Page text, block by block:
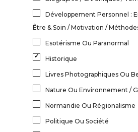
Développement Personnel :
Être & Soin / Motivation /
Esotérisme Ou Paranormal
Historique
Livres Photographiques Ou
Nature Ou Environnement /
Normandie Ou Régionalisme
Politique Ou Société